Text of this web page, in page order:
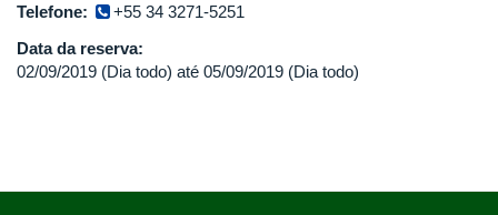
Telefone:
+55 34 3271-5251
Data da reserva:
02/09/2019 (Dia todo) até 05/09/2019 (Dia todo)